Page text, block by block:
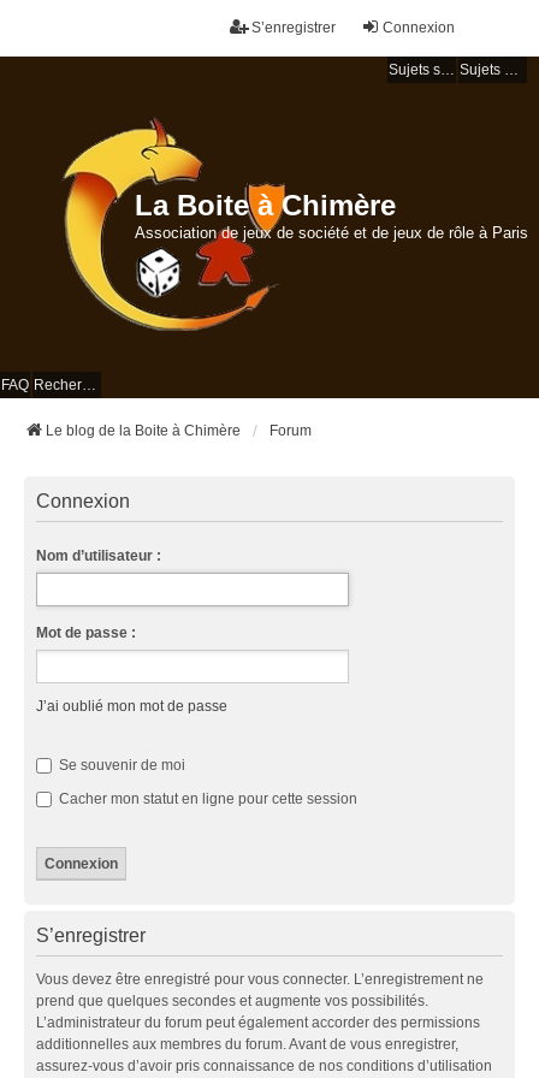
Connexion
S’enregistrer
Sujets sans réponse Sujets actifs
La Boite à Chimère
Association de jeux de société et de jeux de rôle à Paris
FAQ Rechercher
Le blog de la Boite à Chimère Forum
Connexion
Nom d’utilisateur :
Mot de passe :
J’ai oublié mon mot de passe
Se souvenir de moi
Cacher mon statut en ligne pour cette session
S’enregistrer
Vous devez être enregistré pour vous connecter. L’enregistrement ne
prend que quelques secondes et augmente vos possibilités.
L’administrateur du forum peut également accorder des permissions
additionnelles aux membres du forum. Avant de vous enregistrer,
assurez-vous d’avoir pris connaissance de nos conditions d’utilisation